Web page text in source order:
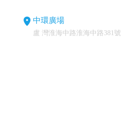
中環廣場
盧 灣淮海中路淮海中路381號